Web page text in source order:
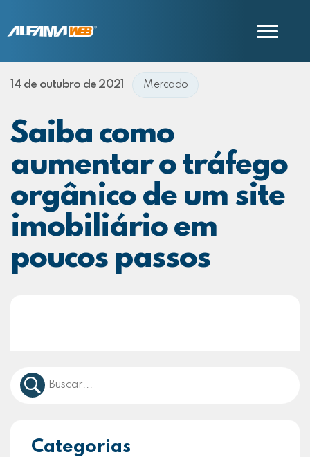
COMERCIAL
14 de outubro de 2021 Mercado
Saiba como
aumentar o tráfego
orgânico de um site
imobiliário em
poucos passos
Categorias